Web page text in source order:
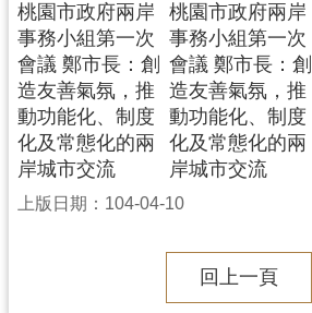
桃園市政府兩岸
事務小組第一次
會議 鄭市長：創
造友善氣氛，推
動功能化、制度
化及常態化的兩
岸城市交流
桃園市政府兩岸
事務小組第一次
會議 鄭市長：創
造友善氣氛，推
動功能化、制度
化及常態化的兩
岸城市交流
上版日期：104-04-10
回上一頁